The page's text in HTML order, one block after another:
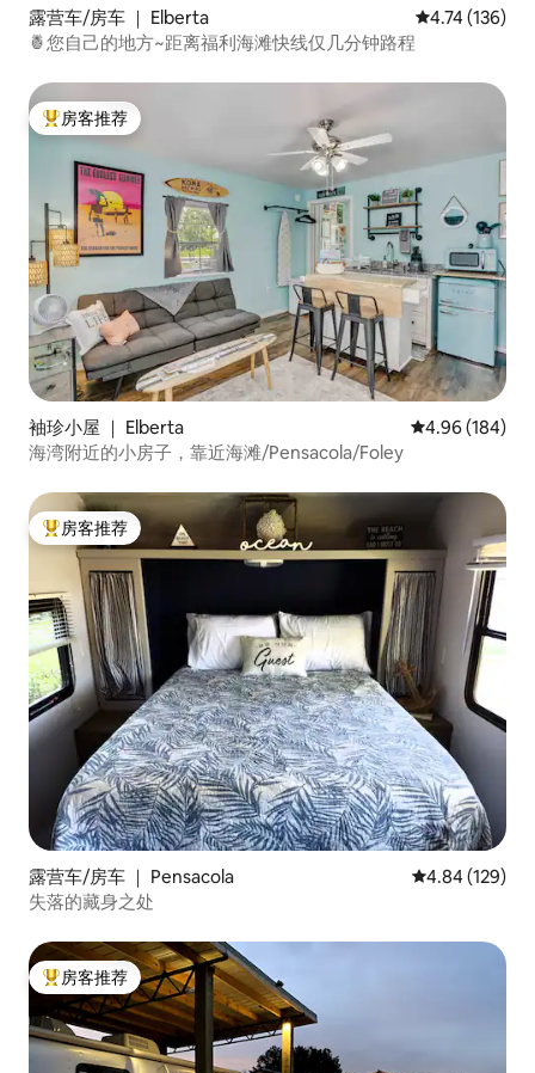
露营车/房车 ｜ Elberta 平均评分 4.74
4.74 (136)
🍍您自己的地方~距离福利海滩快线仅几分钟路程
热门「房客推荐」
房客推荐
袖珍小屋 ｜ Elberta 平均评分 4.96
4.96 (184)
海湾附近的小房子，靠近海滩/Pensacola/Foley
热门「房客推荐」
房客推荐
露营车/房车 ｜ Pensacola 平均评分 4.84
4.84 (129)
失落的藏身之处
热门「房客推荐」
房客推荐